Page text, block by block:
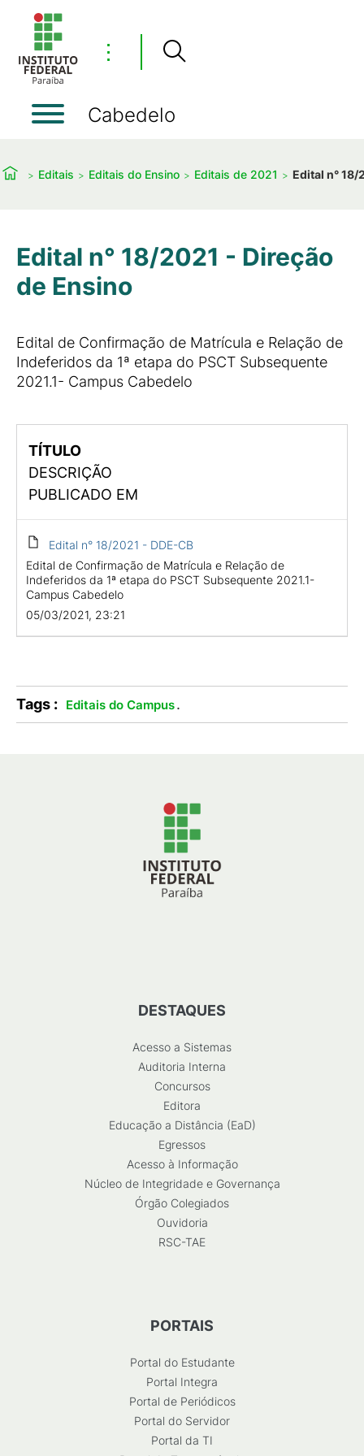
⋮
Cabedelo
Editais Editais do Ensino Editais de 2021 Edital n°
Edital n° 18/2021 - Direção
de Ensino
Edital de Confirmação de Matrícula e Relação de
Indeferidos da 1ª etapa do PSCT Subsequente
2021.1- Campus Cabedelo
TÍTULO
DESCRIÇÃO
PUBLICADO EM
Edital n° 18/2021 - DDE-CB
Edital de Confirmação de Matrícula e Relação de
Indeferidos da 1ª etapa do PSCT Subsequente 2021.1-
Campus Cabedelo
05/03/2021, 23:21
Tags : Editais do Campus.
DESTAQUES
Acesso a Sistemas
Auditoria Interna
Concursos
Editora
Educação a Distância (EaD)
Egressos
Acesso à Informação
Núcleo de Integridade e Governança
Órgão Colegiados
Ouvidoria
RSC-TAE
PORTAIS
Portal do Estudante
Portal Integra
Portal de Periódicos
Portal do Servidor
Portal da TI